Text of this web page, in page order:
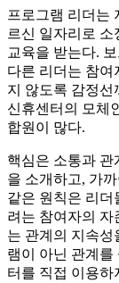
프로그램 리더는
르신 일자리로 소
교육을 받는다.
다른 리더는 참여
지 않도록 감정선
신휴센터의 모체
합원이 많다.
핵심은 소통과 관
을 소개하고, 가
같은 원칙은 리더
려는 참여자의 자
는 관계의 지속성
램이 아닌 관계를
터를 직접 이용하